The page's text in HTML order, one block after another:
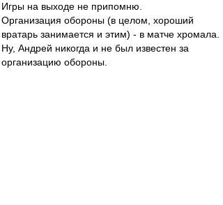
Игры на выходе не припомню.
Организация обороны (в целом, хороший
вратарь занимается и этим) - в матче хромала.
Ну, Андрей никогда и не был известен за
организацию обороны.